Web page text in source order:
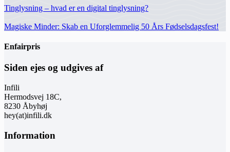
Tinglysning – hvad er en digital tinglysning?
Magiske Minder: Skab en Uforglemmelig 50 Års Fødselsdagsfest!
Enfairpris
Siden ejes og udgives af
Infili
Hermodsvej 18C,
8230 Åbyhøj
hey(at)infili.dk
Information